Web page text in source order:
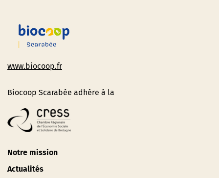
www.biocoop.fr
Biocoop Scarabée adhère à la
Notre mission
Actualités